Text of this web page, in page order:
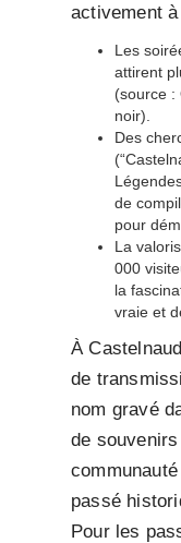
activement
Les
attirent
(source :
noir).
Des
de
pour
La
000
la
vraie et
À
de
nom gravé
de
passé
Pour les